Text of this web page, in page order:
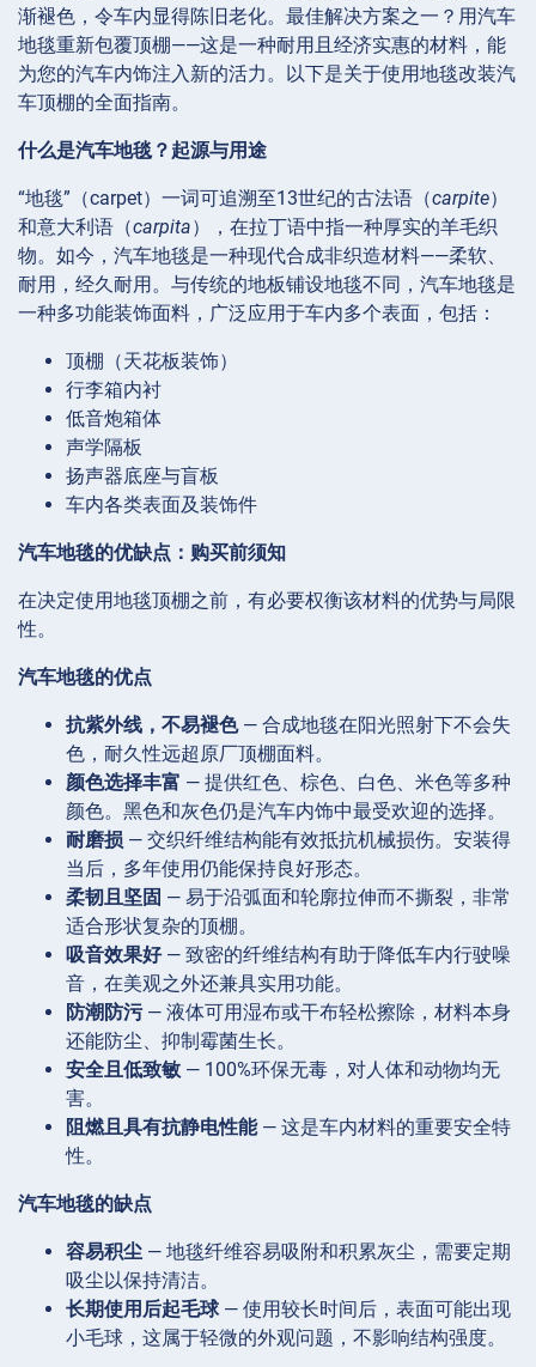
渐褪色，令车内显得陈旧老化。最佳解决方案之一？用汽车
地毯重新包覆顶棚——这是一种耐用且经济实惠的材料，能
为您的汽车内饰注入新的活力。以下是关于使用地毯改装汽
车顶棚的全面指南。
什么是汽车地毯？起源与用途
“地毯”（carpet）一词可追溯至13世纪的古法语（carpite）
和意大利语（carpita），在拉丁语中指一种厚实的羊毛织
物。如今，汽车地毯是一种现代合成非织造材料——柔软、
耐用，经久耐用。与传统的地板铺设地毯不同，汽车地毯是
一种多功能装饰面料，广泛应用于车内多个表面，包括：
顶棚（天花板装饰）
行李箱内衬
低音炮箱体
声学隔板
扬声器底座与盲板
车内各类表面及装饰件
汽车地毯的优缺点：购买前须知
在决定使用地毯顶棚之前，有必要权衡该材料的优势与局限
性。
汽车地毯的优点
抗紫外线，不易褪色— 合成地毯在阳光照射下不会失
色，耐久性远超原厂顶棚面料。
颜色选择丰富 — 提供红色、棕色、白色、米色等多种
颜色。黑色和灰色仍是汽车内饰中最受欢迎的选择。
耐磨损 — 交织纤维结构能有效抵抗机械损伤。安装得
当后，多年使用仍能保持良好形态。
柔韧且坚固 — 易于沿弧面和轮廓拉伸而不撕裂，非常
适合形状复杂的顶棚。
吸音效果好— 致密的纤维结构有助于降低车内行驶噪
音，在美观之外还兼具实用功能。
防潮防污— 液体可用湿布或干布轻松擦除，材料本身
还能防尘、抑制霉菌生长。
安全且低致敏 — 100%环保无毒，对人体和动物均无
害。
阻燃且具有抗静电性能— 这是车内材料的重要安全特
性。
汽车地毯的缺点
容易积尘 — 地毯纤维容易吸附和积累灰尘，需要定期
吸尘以保持清洁。
长期使用后起毛球— 使用较长时间后，表面可能出现
小毛球，这属于轻微的外观问题，不影响结构强度。